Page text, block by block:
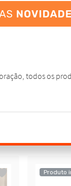
Produto